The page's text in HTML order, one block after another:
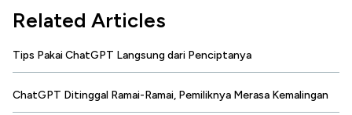
Related Articles
Tips Pakai ChatGPT Langsung dari Penciptanya
ChatGPT Ditinggal Ramai-Ramai, Pemiliknya Merasa Kemalingan